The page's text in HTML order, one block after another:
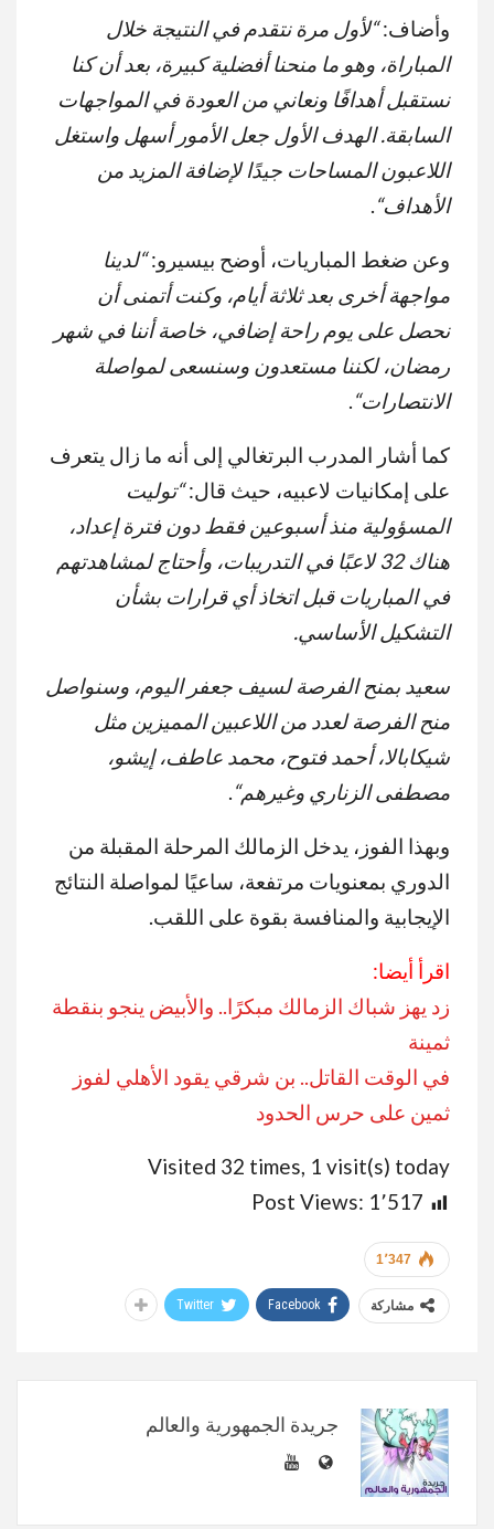
وأضاف:“لأول مرة نتقدم في النتيجة خلال
المباراة، وهو ما منحنا أفضلية كبيرة، بعد أن كنا
نستقبل أهدافًا ونعاني من العودة في المواجهات
السابقة. الهدف الأول جعل الأمور أسهل واستغل
اللاعبون المساحات جيدًا لإضافة المزيد من
الأهداف“
.
وعن ضغط المباريات، أوضح بيسيرو:“لدينا
مواجهة أخرى بعد ثلاثة أيام، وكنت أتمنى أن
نحصل على يوم راحة إضافي، خاصة أننا في شهر
رمضان، لكننا مستعدون وسنسعى لمواصلة
الانتصارات“
.
كما أشار المدرب البرتغالي إلى أنه ما زال يتعرف
على إمكانيات لاعبيه، حيث قال:“توليت
المسؤولية منذ أسبوعين فقط دون فترة إعداد،
هناك 32 لاعبًا في التدريبات، وأحتاج لمشاهدتهم
في المباريات قبل اتخاذ أي قرارات بشأن
التشكيل الأساسي.
سعيد بمنح الفرصة لسيف جعفر اليوم، وسنواصل
منح الفرصة لعدد من اللاعبين المميزين مثل
شيكابالا، أحمد فتوح، محمد عاطف، إيشو،
مصطفى الزناري وغيرهم“
.
وبهذا الفوز، يدخل الزمالك المرحلة المقبلة من
الدوري بمعنويات مرتفعة، ساعيًا لمواصلة النتائج
الإيجابية والمنافسة بقوة على اللقب.
اقرأ أيضا:
زد يهز شباك الزمالك مبكرًا.. والأبيض ينجو بنقطة
ثمينة
في الوقت القاتل.. بن شرقي يقود الأهلي لفوز
ثمين على حرس الحدود
Visited 32 times, 1 visit(s) today
Post Views: 1٬517
1٬347
مشاركة Facebook
Twitter
جريدة الجمهورية والعالم